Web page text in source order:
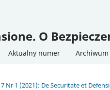
O
Aktualny numer Archiwum
Nr 1 (2021): De Securitate et